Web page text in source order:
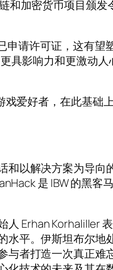
和加密货币项目颁
请许可证，这有
具影响力和更激动
爱好者，在此基础
以解决方案为导
是 IBW 的黑
Erhan Korhaliller
平。伊斯坦布尔
者打造一次真正